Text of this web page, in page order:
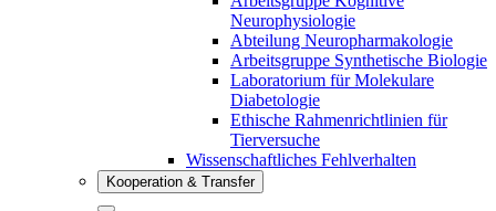
Neurophysiologie
Abteilung Neuropharmakologie
Arbeitsgruppe Synthetische Biologie
Laboratorium für Molekulare
Diabetologie
Ethische Rahmenrichtlinien für
Tierversuche
Wissenschaftliches Fehlverhalten
Kooperation & Transfer